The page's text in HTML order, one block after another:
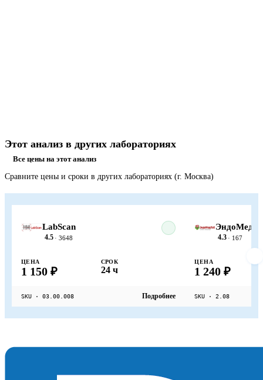
Этот анализ в других лабораториях
Все цены на этот анализ
Сравните цены и сроки в других лабораториях (г. Москва)
LabScan
4.5 · 3648
ЦЕНА
1 150 ₽
СРОК
24 ч
SKU · 03.00.008 Подробнее
4.3 · 167
ЦЕНА
1 240 ₽
SKU · 2.08